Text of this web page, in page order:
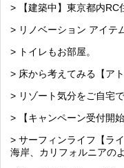
> 【建築中】東京都内RC
> リノベーション アイテ
> トイレもお部屋。
> 床から考えてみる【ア
> リゾート気分をご自宅
> 【キャンペーン受付開
> サーフィンライフ【ラ
海岸、カリフォルニアのよ